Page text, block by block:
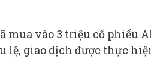
mua vào 3 triệu cổ phiếu
lệ, giao dịch được thực